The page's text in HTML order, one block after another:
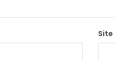
Site